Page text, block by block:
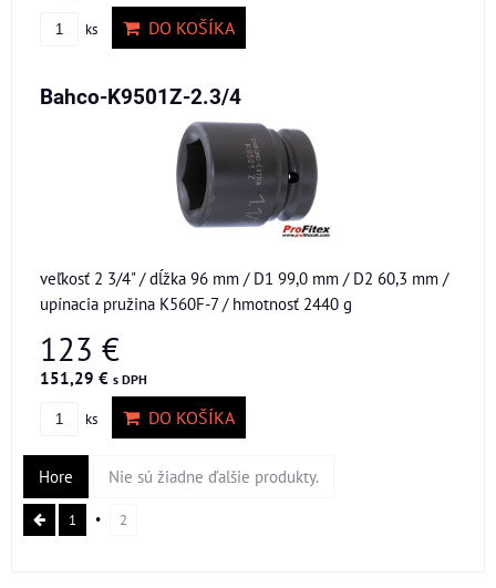
ks DO KOŠÍKA
Bahco-K9501Z-2.3/4
veľkosť 2 3/4" / dĺžka 96 mm / D1 99,0 mm / D2 60,3 mm /
upínacia pružina K560F-7 / hmotnosť 2440 g
123 €
151,29 € s DPH
ks DO KOŠÍKA
Hore Nie sú žiadne ďalšie produkty.
1 2